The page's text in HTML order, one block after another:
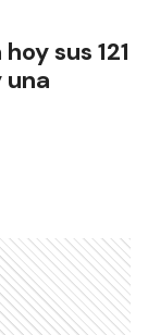
sus 121
una